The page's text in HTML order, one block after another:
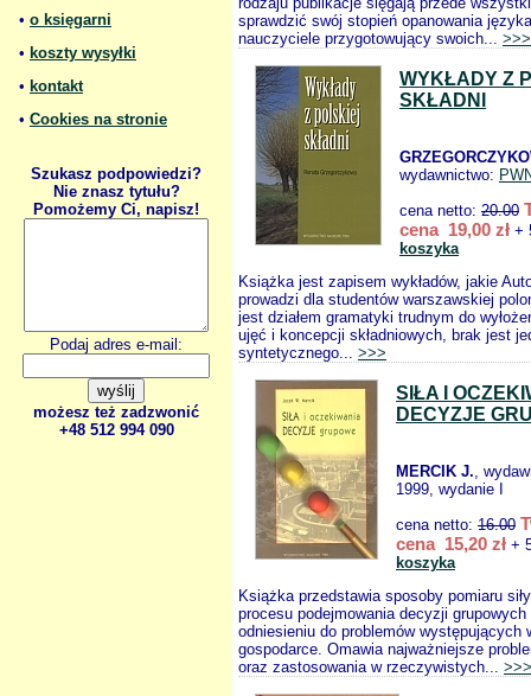
• o księgarni
• koszty wysyłki
• kontakt
• Cookies na stronie
Szukasz podpowiedzi?
Nie znasz tytułu?
Pomożemy Ci, napisz!
Podaj adres e-mail:
możesz też zadzwonić
+48 512 994 090
sprawdzić swój stopień opanowania
nauczyciele przygotowujący swoich... >>>
WYKŁADY Z
SKŁADNI
wydawnictwo:
cena netto: 20.00
cena 19,00 zł +
koszyka
Książka jest zapisem wykładów, jakie
prowadzi dla studentów warszawskiej
jest działem gramatyki trudnym do
ujęć i koncepcji składniowych, brak jest
syntetycznego... >>>
SIŁA I
DECYZJE
MERCIK J.,
1999, wydanie I
cena netto: 16.00
cena 15,20 zł +
koszyka
Książka przedstawia sposoby pomiaru
procesu podejmowania decyzji grupowych
odniesieniu do problemów występujących
gospodarce. Omawia najważniejsze
oraz zastosowania w rzeczywistych... >>>